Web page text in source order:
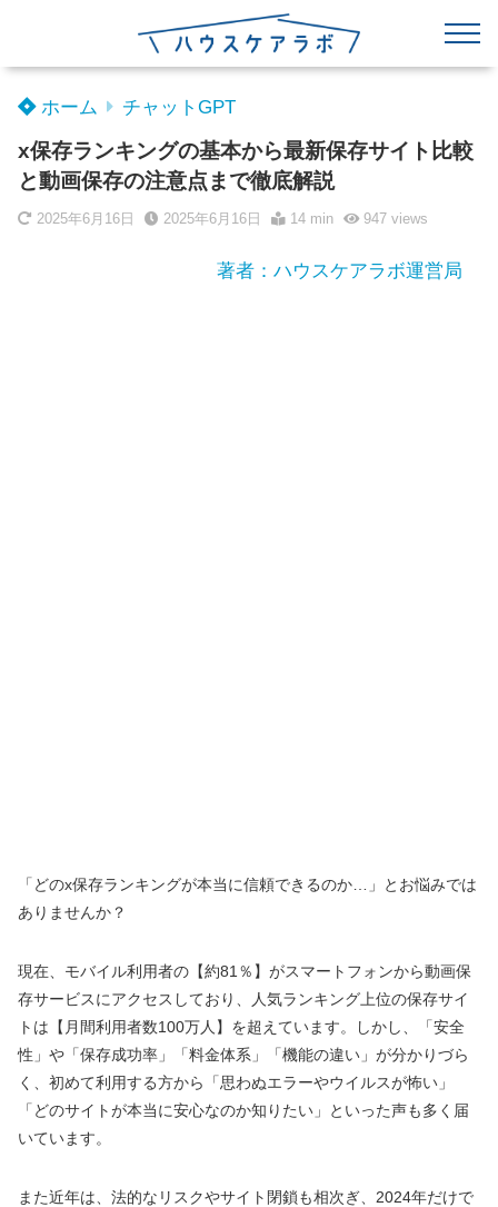
ホーム チャットGPT
x保存ランキングの基本から最新保存サイト比較
と動画保存の注意点まで徹底解説
2025年6月16日 2025年6月16日 14 min 947 views
著者：ハウスケアラボ運営局
「どのx保存ランキングが本当に信頼できるのか…」とお悩みでは
ありませんか？
現在、モバイル利用者の【約81％】がスマートフォンから動画保
存サービスにアクセスしており、人気ランキング上位の保存サイ
トは【月間利用者数100万人】を超えています。しかし、「安全
性」や「保存成功率」「料金体系」「機能の違い」が分かりづら
く、初めて利用する方から「思わぬエラーやウイルスが怖い」
「どのサイトが本当に安心なのか知りたい」といった声も多く届
いています。
また近年は、法的なリスクやサイト閉鎖も相次ぎ、2024年だけで